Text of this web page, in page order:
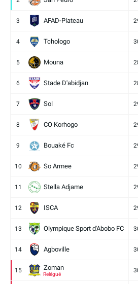
3 AFAD-Plateau
4 Tchologo
5 Mouna
6 Stade D'abidjan
7 Sol
8 CO Korhogo
9 Bouaké Fc
10 So Armee
11 Stella Adjame
12 ISCA
13 Olympique Sport d'Abobo FC
14 Agboville
15 Zoman
Relégué